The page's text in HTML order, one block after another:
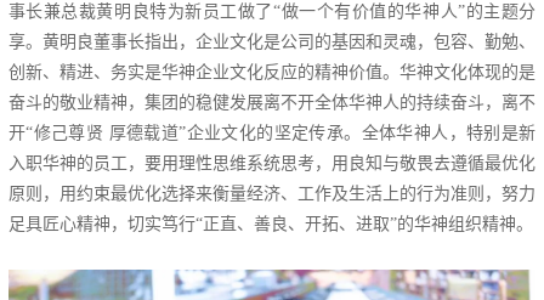
事长兼总裁黄明良特为新员工做了“做一个有价值的华神人”的主题分
享。黄明良董事长指出，企业文化是公司的基因和灵魂，包容、勤勉、
创新、精进、务实是华神企业文化反应的精神价值。华神文化体现的是
奋斗的敬业精神，集团的稳健发展离不开全体华神人的持续奋斗，离不
开“修己尊贤 厚德载道”企业文化的坚定传承。全体华神人，特别是新
入职华神的员工，要用理性思维系统思考，用良知与敬畏去遵循最优化
原则，用约束最优化选择来衡量经济、工作及生活上的行为准则，努力
足具匠心精神，切实笃行“正直、善良、开拓、进取”的华神组织精神。